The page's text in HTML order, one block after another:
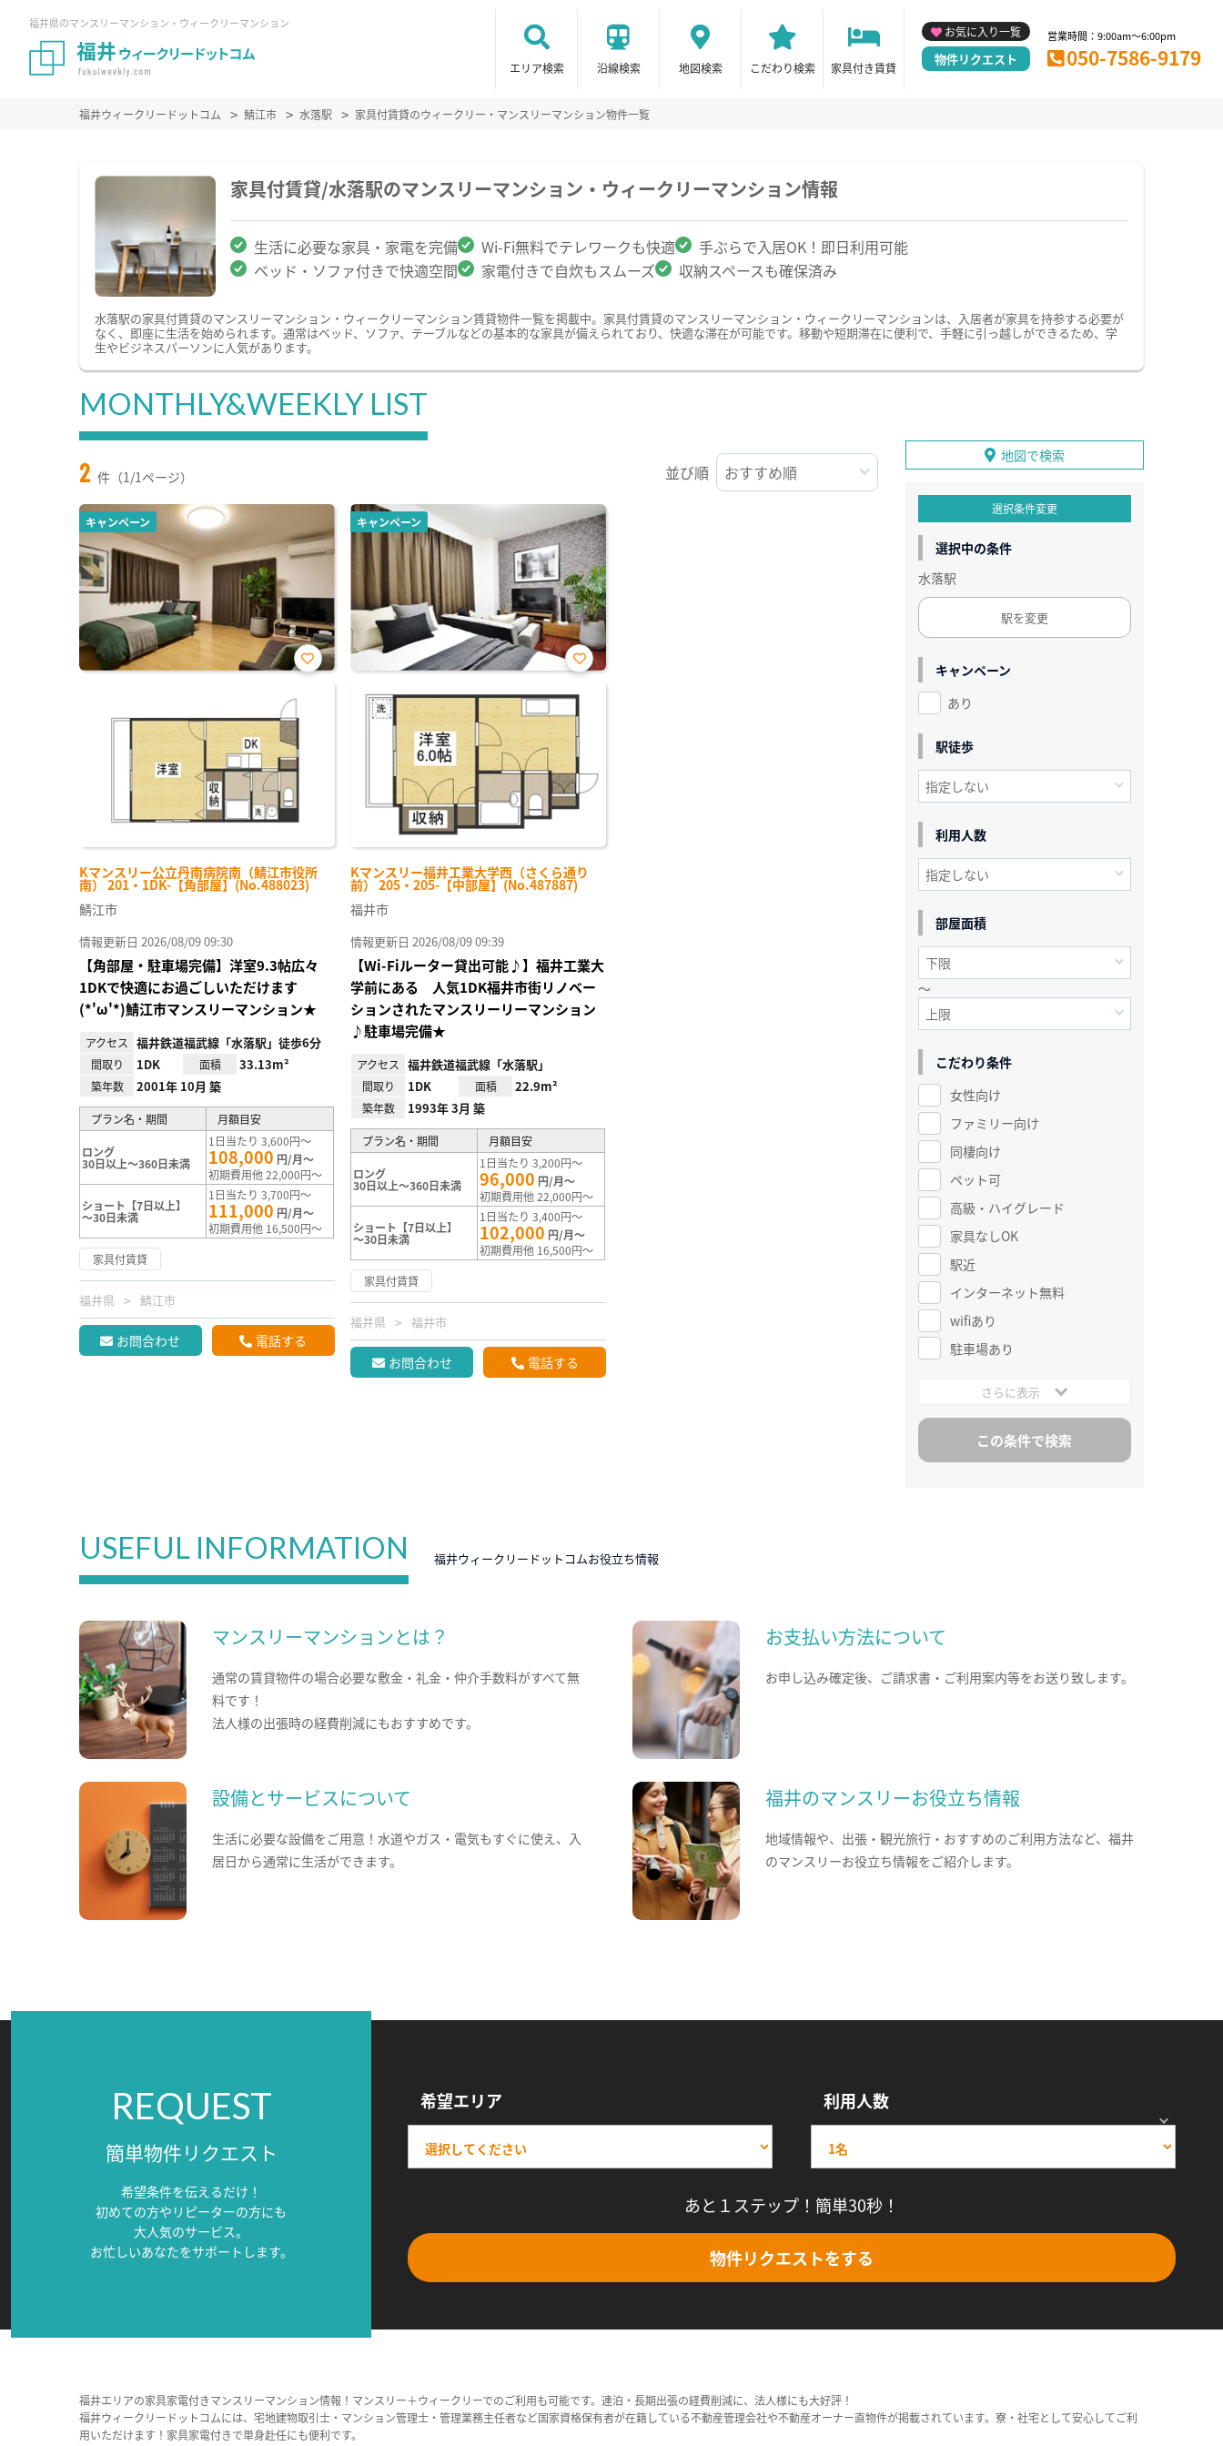
福井県のマンスリーマンション・ウィークリーマンション
エリア検索 沿線検索 地図検索 こだわり検索 家具付き賃貸
お気に入り一覧
物件リクエスト
営業時間：9:00am～6:00pm
050-7586-9179
福井ウィークリードットコム 鯖江市 水落駅 家具付賃貸のウィークリー・マンスリーマンション物件一覧
家具付賃貸/水落駅のマンスリーマンション・ウィークリーマンション情報
生活に必要な家具・家電を完備 Wi-Fi無料でテレワークも快適
手ぶらで入居OK！即日利用可能
ベッド・ソファ付きで快適空間
家電付きで自炊もスムーズ 収納スペースも確保済み
水落駅の家具付賃貸のマンスリーマンション・ウィークリーマンション賃貸物件一覧を掲載中。家具付賃貸のマンスリーマンション・ウィークリーマンションは、入居者が家具を持参する必要が
なく、即座に生活を始められます。通常はベッド、ソファ、テーブルなどの基本的な家具が備えられており、快適な滞在が可能です。移動や短期滞在に便利で、手軽に引っ越しができるため、学
生やビジネスパーソンに人気があります。
MONTHLY&WEEKLY LIST
2 件（1/1ページ） 並び順
キャンペーン
Kマンスリー公立丹南病院南（鯖江市役所
南） 201・1DK-【角部屋】(No.488023)
お気
り登
録
鯖江市
情報更新日 2026/08/09 09:30
【角部屋・駐車場完備】洋室9.3帖広々
1DKで快適にお過ごしいただけます
(*'ω'*)鯖江市マンスリーマンション★
アクセス 福井鉄道福武線「水落駅」徒歩6分
間取り 1DK 面積 33.13m²
築年数 2001年 10月 築
プラン名・期間 月額目安
ロング
30日以上～360日未満
1日当たり 3,600円～
108,000 円/月～
初期費用他 22,000円～
ショート【7日以上】
～30日未満
1日当たり 3,700円～
111,000 円/月～
初期費用他 16,500円～
家具付賃貸
福井県 鯖江市
お問合わせ 電話する
キャンペーン
Kマンスリー福井工業大学西（さくら通り
前） 205・205-【中部屋】(No.487887)
お気
に入
り登
録
福井市
情報更新日 2026/08/09 09:39
【Wi-Fiルーター貸出可能♪】福井工業大
学前にある 人気1DK福井市街リノベー
ションされたマンスリーリーマンション
♪駐車場完備★
アクセス 福井鉄道福武線「水落駅」
間取り 1DK 面積 22.9m²
築年数 1993年 3月 築
プラン名・期間 月額目安
ロング
30日以上～360日未満
1日当たり 3,200円～
96,000 円/月～
初期費用他 22,000円～
ショート【7日以上】
～30日未満
1日当たり 3,400円～
102,000 円/月～
初期費用他 16,500円～
家具付賃貸
福井県 福井市
お問合わせ 電話する
地図で検索
選択条件変更
選択中の条件
水落駅
駅を変更
キャンペーン
あり
駅徒歩
利用人数
部屋面積
～
こだわり条件
女性向け
ファミリー向け
同棲向け
ペット可
高級・ハイグレード
家具なしOK
駅近
インターネット無料
wifiあり
駐車場あり
さらに表示
USEFUL INFORMATION 福井ウィークリードットコムお役立ち情報
マンスリーマンションとは？
通常の賃貸物件の場合必要な敷金・礼金・仲介手数料がすべて無
料です！
法人様の出張時の経費削減にもおすすめです。
お支払い方法について
お申し込み確定後、ご請求書・ご利用案内等をお送り致します。
設備とサービスについて
生活に必要な設備をご用意！水道やガス・電気もすぐに使え、入
居日から通常に生活ができます。
福井のマンスリーお役立ち情報
地域情報や、出張・観光旅行・おすすめのご利用方法など、福井
のマンスリーお役立ち情報をご紹介します。
REQUEST
簡単物件リクエスト
希望条件を伝えるだけ！
初めての方やリピーターの方にも
大人気のサービス。
お忙しいあなたをサポートします。
希望エリア 利用人数
あと１ステップ！簡単30秒！
物件リクエストをする
福井エリアの家具家電付きマンスリーマンション情報！マンスリー＋ウィークリーでのご利用も可能です。連泊・長期出張の経費削減に、法人様にも大好評！
福井ウィークリードットコムには、宅地建物取引士・マンション管理士・管理業務主任者など国家資格保有者が在籍している不動産管理会社や不動産オーナー直物件が掲載されています。寮・社宅として安心してご利
用いただけます！家具家電付きで単身赴任にも便利です。